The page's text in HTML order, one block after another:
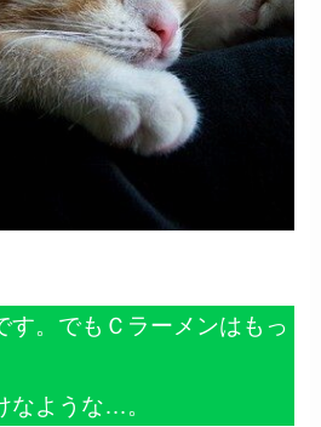
す。でもＣラーメンはもっ
なような…。